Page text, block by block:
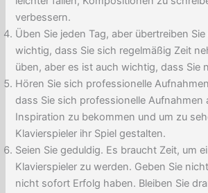
verbessern.
Üben Sie jeden Tag, aber übertreiben
wichtig, dass Sie sich regelmäßig Zeit
üben, aber es ist auch wichtig, dass Sie
Hören Sie sich professionelle
dass Sie sich professionelle Aufnahmen
Inspiration zu bekommen und um zu
Klavierspieler ihr Spiel gestalten.
Seien Sie geduldig. Es braucht Zeit, um
Klavierspieler zu werden. Geben Sie
nicht sofort Erfolg haben. Bleiben Sie